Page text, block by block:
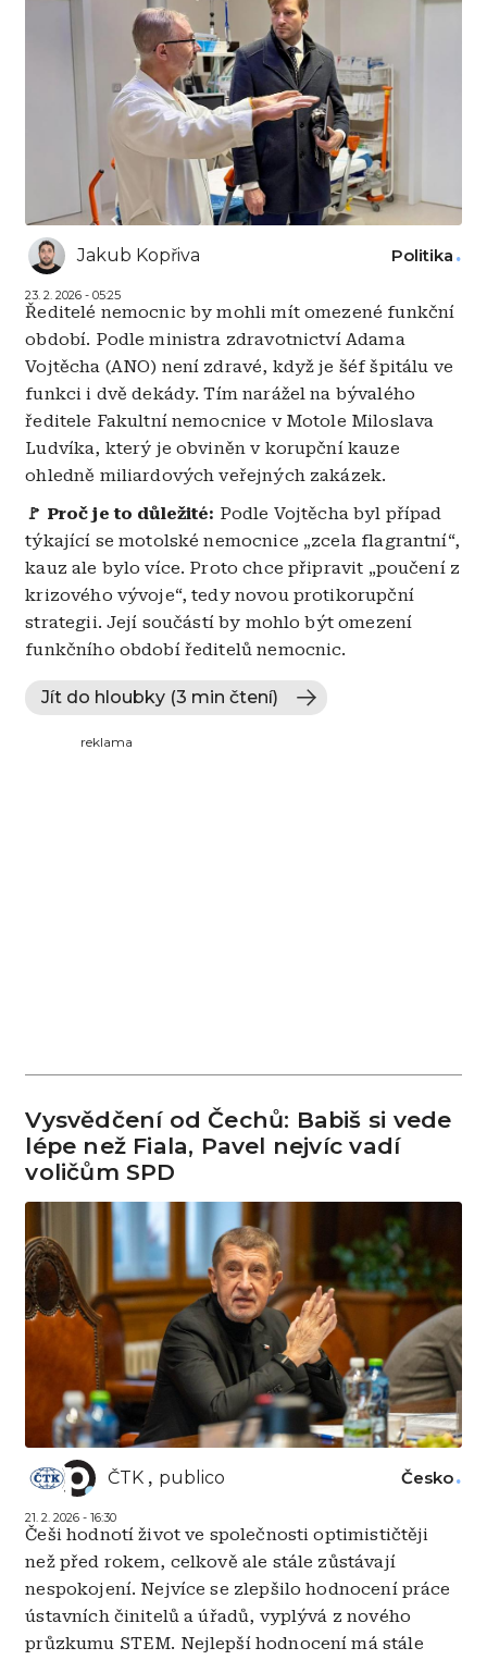
Jakub Kopřiva
23. 2. 2026 - 05:25
Politika
Ředitelé nemocnic by mohli mít omezené funkční
období. Podle ministra zdravotnictví Adama
Vojtěcha (ANO) není zdravé, když je šéf špitálu ve
funkci i dvě dekády. Tím narážel na bývalého
ředitele Fakultní nemocnice v Motole Miloslava
Ludvíka, který je obviněn v korupční kauze
ohledně miliardových veřejných zakázek.
🚩 Proč je to důležité: Podle Vojtěcha byl případ
týkající se motolské nemocnice „zcela flagrantní“,
kauz ale bylo více. Proto chce připravit „poučení z
krizového vývoje“, tedy novou protikorupční
strategii. Její součástí by mohlo být omezení
funkčního období ředitelů nemocnic.
Jít do hloubky (3 min čtení)
reklama
Vysvědčení od Čechů: Babiš si vede
lépe než Fiala, Pavel nejvíc vadí
voličům SPD
ČTK publico
21. 2. 2026 - 16:30
Česko
Češi hodnotí život ve společnosti optimističtěji
než před rokem, celkově ale stále zůstávají
nespokojení. Nejvíce se zlepšilo hodnocení práce
ústavních činitelů a úřadů, vyplývá z nového
průzkumu STEM. Nejlepší hodnocení má stále